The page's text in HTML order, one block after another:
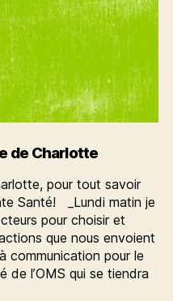
de Charlotte
pour tout savoir
Santé! _Lundi matin je
pour choisir et
que nous envoient
communication pour le
de l’OMS qui se tiendra